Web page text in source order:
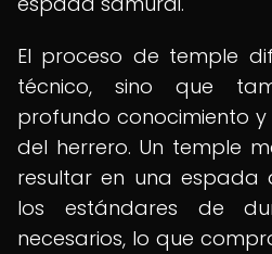
El proceso de temple
técnico, sino que
profundo conocimiento
del herrero. Un temple
resultar en una espada
los estándares de
necesarios, lo que